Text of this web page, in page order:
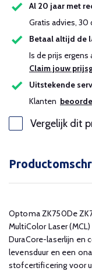
Al 20 jaar met
Gratis advies, 30
Betaal altijd de
Is de prijs ergens
Claim jouw
Uitstekende
Klanten
Vergelijk dit
Optoma ZK750De
MultiColor Laser
DuraCore-laserlijn en
levensduur en een
stofcertificering voor